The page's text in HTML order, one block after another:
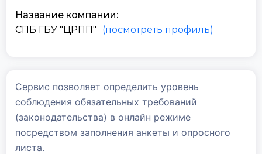
Название компании:
СПБ ГБУ "ЦРПП"
(посмотреть профиль)
Сервис позволяет определить уровень
соблюдения обязательных требований
(законодательства) в онлайн режиме
посредством заполнения анкеты и опросного
листа.